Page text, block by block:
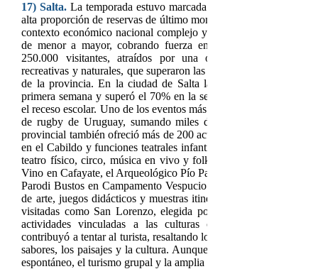
17)Salta.La temporada estuvo marcada por el comportamiento
alta proporción de reservas de último momento y decisiones de
contexto económico nacional complejo y un consumo retraído
de menor a mayor, cobrando fuerza en la segunda mitad del
250.000 visitantes, atraídos por una oferta integral de
recreativas y naturales, que superaron las 1.000 propuestas
de la provincia. En la ciudad de Salta la ocupación hotelera
primera semana y superó el 70% en la segunda, reflejando una
el receso escolar. Uno de los eventos más destacados fue el test
de rugby de Uruguay, sumando miles de visitantes y
provincial también ofreció más de 200 actividades, incluyendo
en el Cabildo y funciones teatrales infantiles dentro del ciclo
teatro físico, circo, música en vivo y folklore. Además,
Vino en Cafayate, el Arqueológico Pío Pablo Díaz en Cachi y el
Parodi Bustos en Campamento Vespucio ofrecieron propuestas
de arte, juegos didácticos y muestras itinerantes. Hubo acciones
visitadas como San Lorenzo, elegida por su entorno natural
actividades vinculadas a las culturas originarias. La
contribuyó a tentar al turista, resaltando los atributos
sabores, los paisajes y la cultura. Aunque la ocupación general
espontáneo, el turismo grupal y la amplia agenda de propuestas